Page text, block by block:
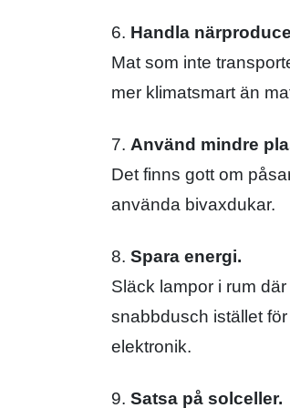
6. Handla
Mat som inte
mer klimatsmart än
7. Använd mindre
Det finns gott om
använda bivaxdukar.
8. Spara energi.
Släck lampor i rum
snabbdusch istället
elektronik.
9. Satsa på solceller.